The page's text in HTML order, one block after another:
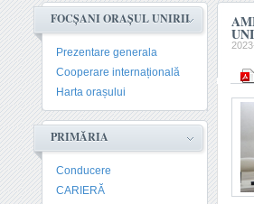
FOCȘANI ORAȘUL UNIRII
Prezentare generala
Cooperare internațională
Harta orașului
PRIMĂRIA
Conducere
CARIERĂ